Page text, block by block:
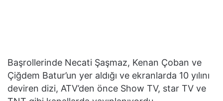
Başrollerinde Necati Şaşmaz, Kenan Çoban ve
Çiğdem Batur’un yer aldığı ve ekranlarda 10 yılını
deviren dizi, ATV’den önce Show TV, star TV ve